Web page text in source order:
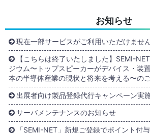
お知らせ
現在一部サービスがご利用いただけませ
【こちらは終了いたしました】SEMI-
ジウム〜トップスピーカーがデバイス・装
本の半導体産業の現状と将来を考える〜の
出展者向け製品登録代行キャンペーン実
サーバメンテナンスのお知らせ
「SEMI-NET」新規ご登録でポイント付